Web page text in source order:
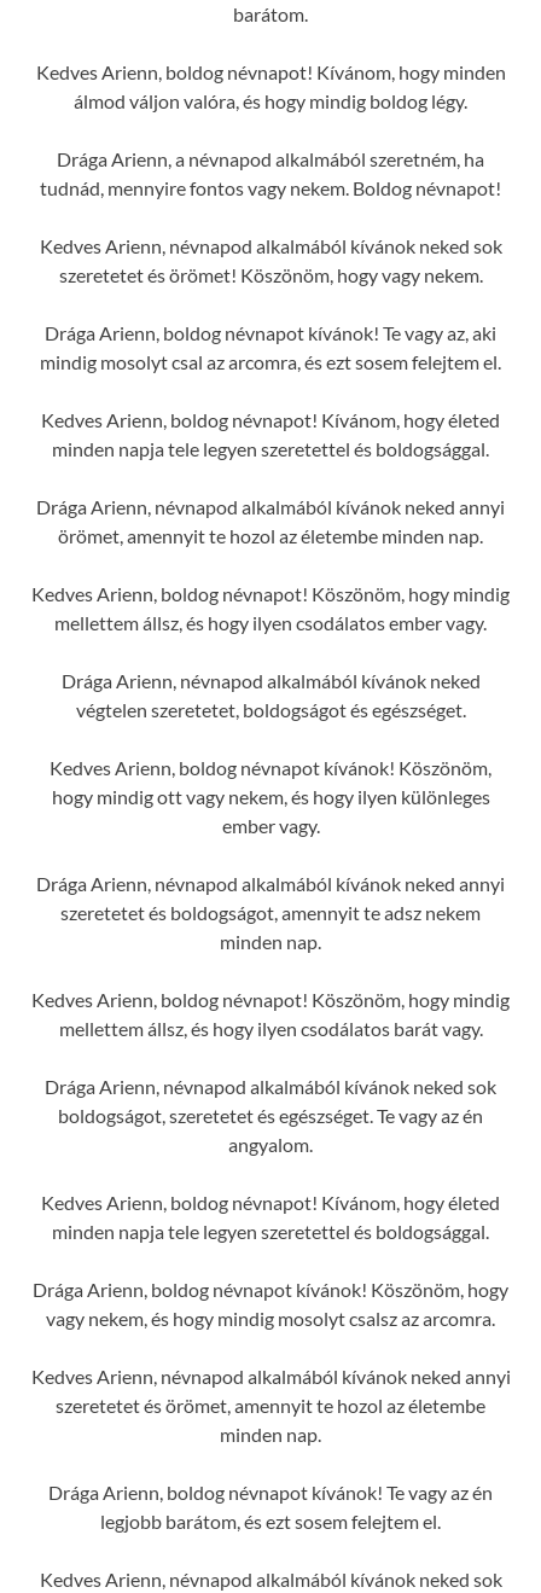
barátom.
Kedves Arienn, boldog névnapot! Kívánom, hogy minden
álmod váljon valóra, és hogy mindig boldog légy.
Drága Arienn, a névnapod alkalmából szeretném, ha
tudnád, mennyire fontos vagy nekem. Boldog névnapot!
Kedves Arienn, névnapod alkalmából kívánok neked sok
szeretetet és örömet! Köszönöm, hogy vagy nekem.
Drága Arienn, boldog névnapot kívánok! Te vagy az, aki
mindig mosolyt csal az arcomra, és ezt sosem felejtem el.
Kedves Arienn, boldog névnapot! Kívánom, hogy életed
minden napja tele legyen szeretettel és boldogsággal.
Drága Arienn, névnapod alkalmából kívánok neked annyi
örömet, amennyit te hozol az életembe minden nap.
Kedves Arienn, boldog névnapot! Köszönöm, hogy mindig
mellettem állsz, és hogy ilyen csodálatos ember vagy.
Drága Arienn, névnapod alkalmából kívánok neked
végtelen szeretetet, boldogságot és egészséget.
Kedves Arienn, boldog névnapot kívánok! Köszönöm,
hogy mindig ott vagy nekem, és hogy ilyen különleges
ember vagy.
Drága Arienn, névnapod alkalmából kívánok neked annyi
szeretetet és boldogságot, amennyit te adsz nekem
minden nap.
Kedves Arienn, boldog névnapot! Köszönöm, hogy mindig
mellettem állsz, és hogy ilyen csodálatos barát vagy.
Drága Arienn, névnapod alkalmából kívánok neked sok
boldogságot, szeretetet és egészséget. Te vagy az én
angyalom.
Kedves Arienn, boldog névnapot! Kívánom, hogy életed
minden napja tele legyen szeretettel és boldogsággal.
Drága Arienn, boldog névnapot kívánok! Köszönöm, hogy
vagy nekem, és hogy mindig mosolyt csalsz az arcomra.
Kedves Arienn, névnapod alkalmából kívánok neked annyi
szeretetet és örömet, amennyit te hozol az életembe
minden nap.
Drága Arienn, boldog névnapot kívánok! Te vagy az én
legjobb barátom, és ezt sosem felejtem el.
Kedves Arienn, névnapod alkalmából kívánok neked sok